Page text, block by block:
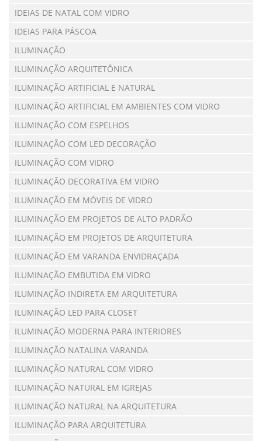
IDEIAS DE NATAL COM VIDRO
IDEIAS PARA PÁSCOA
ILUMINAÇÃO
ILUMINAÇÃO ARQUITETÔNICA
ILUMINAÇÃO ARTIFICIAL E NATURAL
ILUMINAÇÃO ARTIFICIAL EM AMBIENTES COM VIDRO
ILUMINAÇÃO COM ESPELHOS
ILUMINAÇÃO COM LED DECORAÇÃO
ILUMINAÇÃO COM VIDRO
ILUMINAÇÃO DECORATIVA EM VIDRO
ILUMINAÇÃO EM MÓVEIS DE VIDRO
ILUMINAÇÃO EM PROJETOS DE ALTO PADRÃO
ILUMINAÇÃO EM PROJETOS DE ARQUITETURA
ILUMINAÇÃO EM VARANDA ENVIDRAÇADA
ILUMINAÇÃO EMBUTIDA EM VIDRO
ILUMINAÇÃO INDIRETA EM ARQUITETURA
ILUMINAÇÃO LED PARA CLOSET
ILUMINAÇÃO MODERNA PARA INTERIORES
ILUMINAÇÃO NATALINA VARANDA
ILUMINAÇÃO NATURAL COM VIDRO
ILUMINAÇÃO NATURAL EM IGREJAS
ILUMINAÇÃO NATURAL NA ARQUITETURA
ILUMINAÇÃO PARA ARQUITETURA